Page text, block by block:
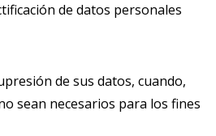
de datos personales
de sus datos, cuando,
sean necesarios para los fines